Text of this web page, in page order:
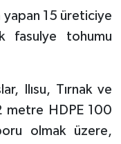
yapan 15 üreticiye
fasulye tohumu
Ilısu, Tırnak ve
metre HDPE 100
olmak üzere,